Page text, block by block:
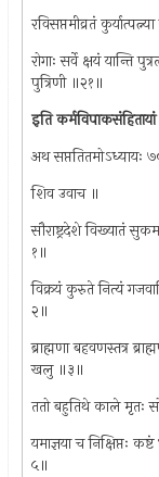
रविसप्तमीव्रतं
रोगाः सर्वे क्षयं यान्ति
पुत्रिणी ॥२१॥
इति
अथ सप्ततितमोऽध्यायः
शिव उवाच ॥
सौराष्ट्रदेशे विख्यातं
१॥
विक्रयं कुरुते नित्यं
२॥
ब्राह्मणा बहवणस्तत्र
खलु ॥३॥
ततो बहुतिथे काले मृतः
यमाज्ञया च निक्षिप्तः
५॥